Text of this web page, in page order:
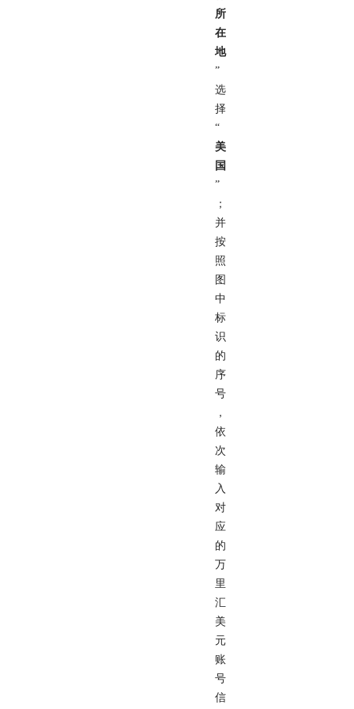
所
在
地
”
选
择
“
美
国
”
；
并
按
照
图
中
标
识
的
序
号
，
依
次
输
入
对
应
的
万
里
汇
美
元
账
号
信